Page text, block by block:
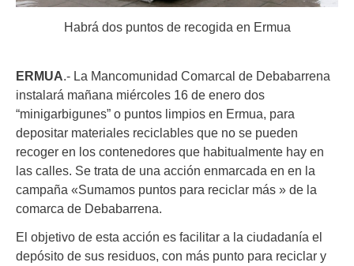
Habrá dos puntos de recogida en Ermua
ERMUA.- La Mancomunidad Comarcal de Debabarrena
instalará mañana miércoles 16 de enero dos
“minigarbigunes” o puntos limpios en Ermua, para
depositar materiales reciclables que no se pueden
recoger en los contenedores que habitualmente hay en
las calles. Se trata de una acción enmarcada en en la
campaña «Sumamos puntos para reciclar más » de la
comarca de Debabarrena.
El objetivo de esta acción es facilitar a la ciudadanía el
depósito de sus residuos, con más punto para reciclar y